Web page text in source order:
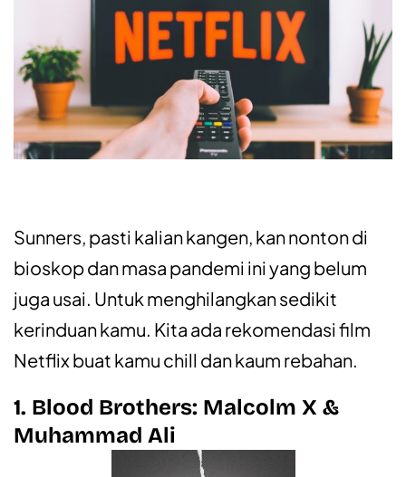
Sunners, pasti kalian kangen, kan nonton di
bioskop dan masa pandemi ini yang belum
juga usai. Untuk menghilangkan sedikit
kerinduan kamu. Kita ada rekomendasi film
Netflix buat kamu chill dan kaum rebahan.
1. Blood Brothers: Malcolm X &
Muhammad Ali